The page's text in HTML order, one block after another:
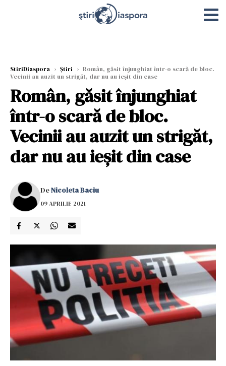
StiriDiaspora › Știri › Român, găsit înjunghiat într-o scară de bloc.
Vecinii au auzit un strigăt, dar nu au ieșit din case
Român, găsit înjunghiat
într-o scară de bloc.
Vecinii au auzit un strigăt,
dar nu au ieșit din case
DeNicoleta Baciu
09 APRILIE 2021